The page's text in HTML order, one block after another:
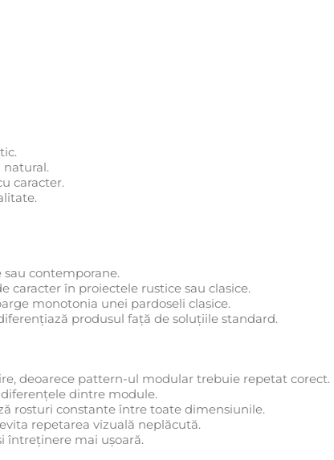
caracter.
contemporane.
caracter în proiectele rustice sau clasice.
monotonia unei pardoseli clasice.
produsul față de soluțiile standard.
deoarece pattern-ul modular trebuie repetat corect.
dintre module.
rosturi constante între toate dimensiunile.
repetarea vizuală neplăcută.
întreținere mai ușoară.